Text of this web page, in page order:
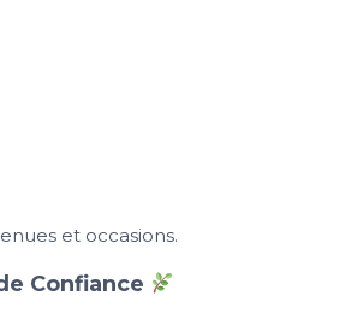
et occasions.
Confiance